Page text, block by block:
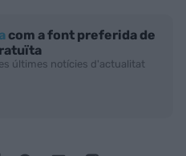
com a font preferida de
últimes notícies d'actualitat